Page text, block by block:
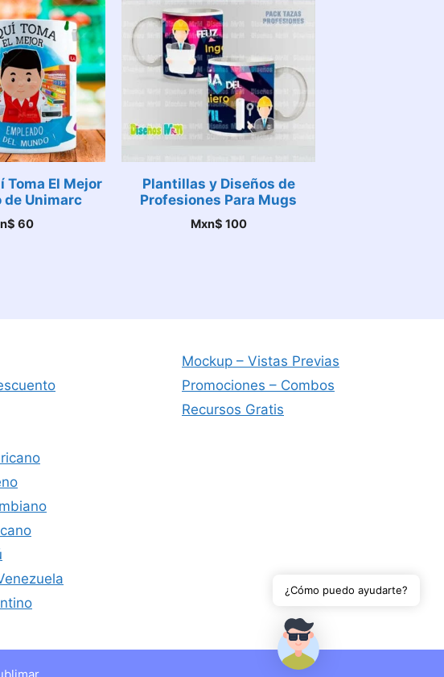
Toma El Mejor
de Unimarc
60
Plantillas y Diseños de
Profesiones Para Mugs
Mxn$ 100
Mockup – Vistas Previas
Promociones – Combos
Recursos Gratis
¿Cómo puedo ayudarte?